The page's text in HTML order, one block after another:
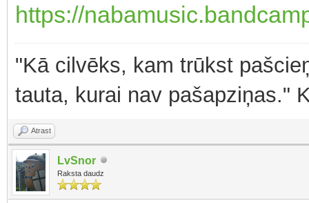
https://
"Kā cilvēks, kam trūkst
tauta, kurai nav pašapziņas."
Atrast
LvSnor
Raksta daudz